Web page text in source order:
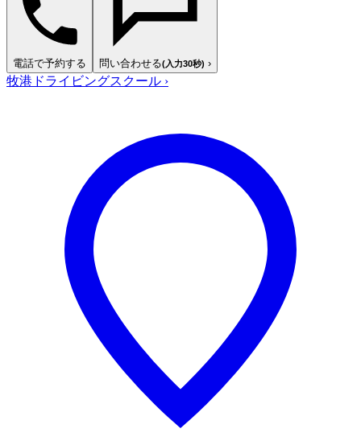
電話で予約する 問い合わせる(入力30秒) ›
牧港ドライビングスクール ›